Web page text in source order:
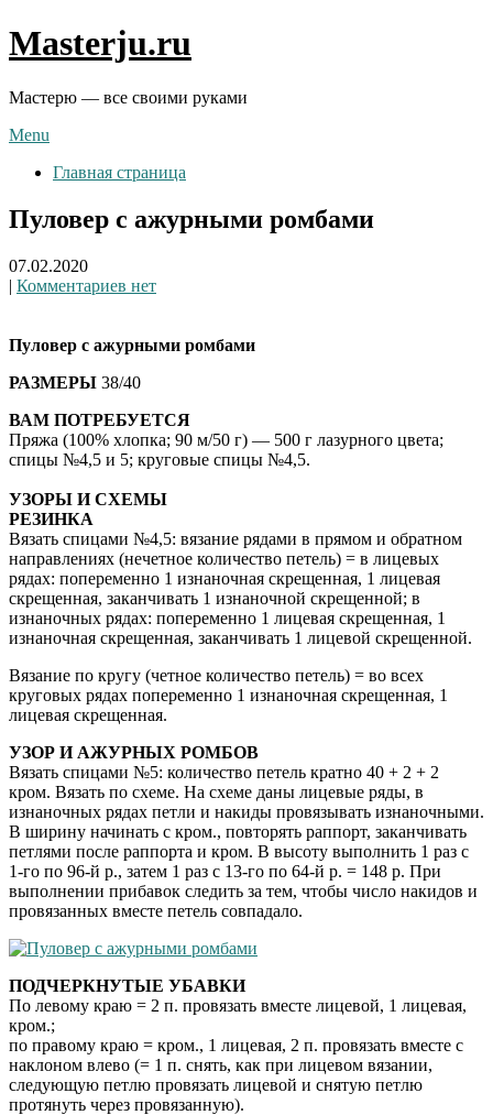
Skip
to
Masterju.ru
Мастерю — все своими руками
Menu
Главная страница
Пуловер с ажурными ромбами
07.02.2020
| Комментариев нет
Пуловер с ажурными ромбами
РАЗМЕРЫ 38/40
ВАМ ПОТРЕБУЕТСЯ
Пряжа (100% хлопка; 90 м/50 г) — 500 г лазурного цвета;
спицы №4,5 и 5; круговые спицы №4,5.
УЗОРЫ И СХЕМЫ
РЕЗИНКА
Вязать спицами №4,5: вязание рядами в прямом и обратном
направлениях (нечетное количество петель) = в лицевых
рядах: попеременно 1 изнаночная скрещенная, 1 лицевая
скрещенная, заканчивать 1 изнаночной скрещенной; в
изнаночных рядах: попеременно 1 лицевая скрещенная, 1
изнаночная скрещенная, заканчивать 1 лицевой скрещенной.
Вязание по кругу (четное количество петель) = во всех
круговых рядах попеременно 1 изнаночная скрещенная, 1
лицевая скрещенная.
УЗОР И АЖУРНЫХ РОМБОВ
Вязать спицами №5: количество петель кратно 40 + 2 + 2
кром. Вязать по схеме. На схеме даны лицевые ряды, в
изнаночных рядах петли и накиды провязывать изнаночными.
В ширину начинать с кром., повторять раппорт, заканчивать
петлями после раппорта и кром. В высоту выполнить 1 раз с
1-го по 96-й р., затем 1 раз с 13-го по 64-й р. = 148 р. При
выполнении прибавок следить за тем, чтобы число накидов и
провязанных вместе петель совпадало.
ПОДЧЕРКНУТЫЕ УБАВКИ
По левому краю = 2 п. провязать вместе лицевой, 1 лицевая,
кром.;
по правому краю = кром., 1 лицевая, 2 п. провязать вместе с
наклоном влево (= 1 п. снять, как при лицевом вязании,
следующую петлю провязать лицевой и снятую петлю
протянуть через провязанную).